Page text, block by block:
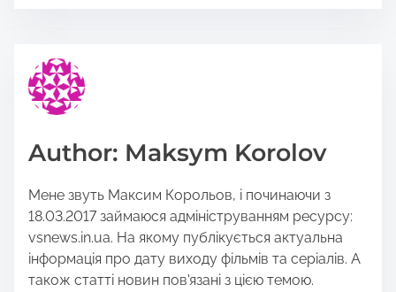
s
p
s
o
n
:
e
a
d
i
e
Author: Maksym Korolov
Мене звуть Максим Корольов, і починаючи з
18.03.2017 займаюся адмініструванням ресурсу:
vsnews.in.ua. На якому публікується актуальна
інформація про дату виходу фільмів та серіалів. А
також статті новин пов'язані з цією темою.